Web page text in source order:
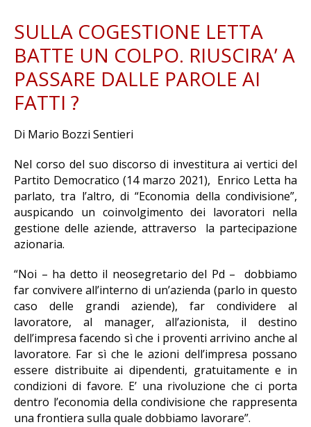
SULLA COGESTIONE LETTA
BATTE UN COLPO. RIUSCIRA’ A
PASSARE DALLE PAROLE AI
FATTI ?
Di Mario Bozzi Sentieri
Nel corso del suo discorso di investitura ai vertici del
Partito Democratico (14 marzo 2021), Enrico Letta ha
parlato, tra l’altro, di “Economia della condivisione”,
auspicando un coinvolgimento dei lavoratori nella
gestione delle aziende, attraverso la partecipazione
azionaria.
“Noi – ha detto il neosegretario del Pd – dobbiamo
far convivere all’interno di un’azienda (parlo in questo
caso delle grandi aziende), far condividere al
lavoratore, al manager, all’azionista, il destino
dell’impresa facendo sì che i proventi arrivino anche al
lavoratore. Far sì che le azioni dell’impresa possano
essere distribuite ai dipendenti, gratuitamente e in
condizioni di favore. E’ una rivoluzione che ci porta
dentro l’economia della condivisione che rappresenta
una frontiera sulla quale dobbiamo lavorare”.